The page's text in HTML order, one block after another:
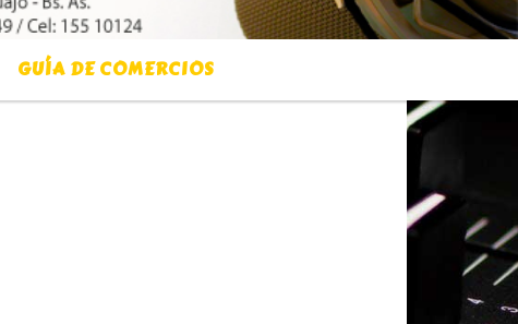
GUÍA DE COMERCIOS